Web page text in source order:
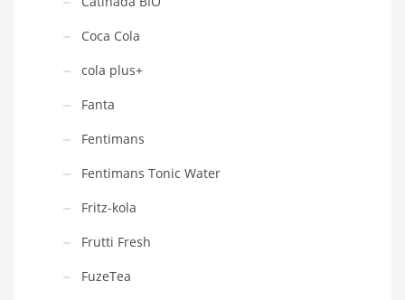
Coca Cola
cola plus+
Fanta
Fentimans
Fentimans Tonic Water
Fritz-kola
Frutti Fresh
FuzeTea